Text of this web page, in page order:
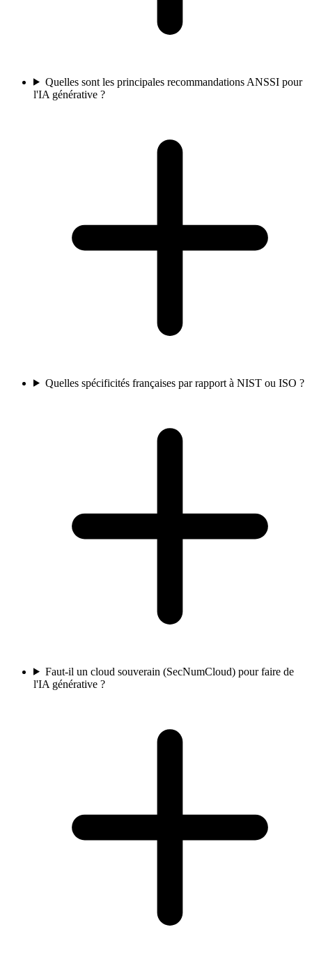
Quelles sont les principales recommandations ANSSI pour
l'IA générative ?
Quelles spécificités françaises par rapport à NIST ou ISO ?
Faut-il un cloud souverain (SecNumCloud) pour faire de
l'IA générative ?